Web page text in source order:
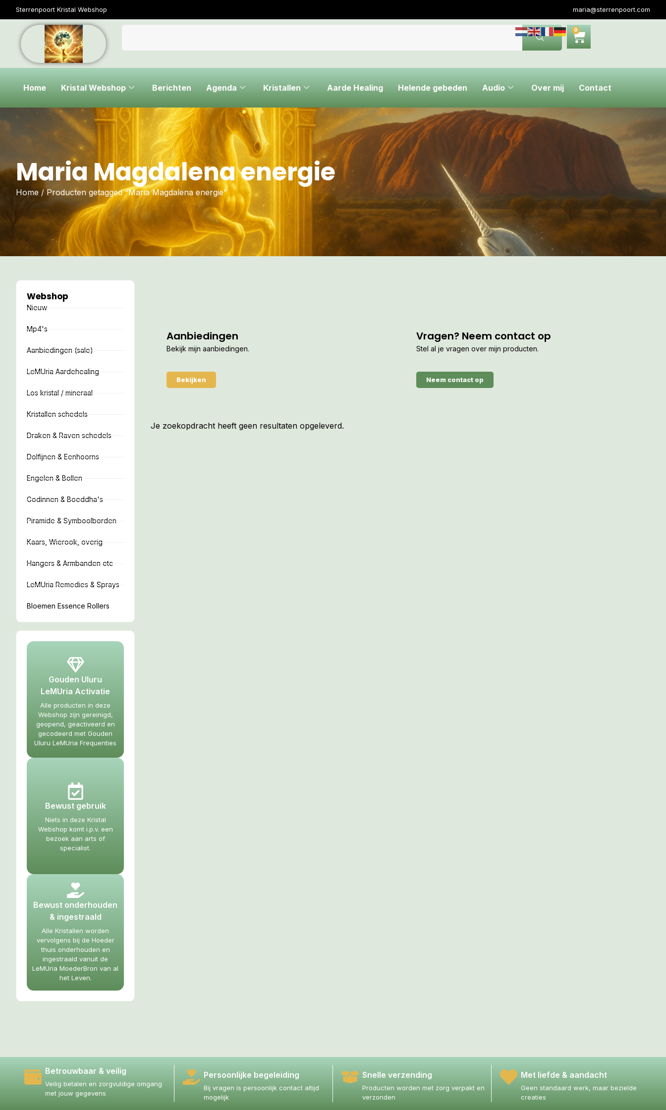
Sterrenpoort Kristal Webshop maria@sterrenpoort.com
0
Home Kristal Webshop Berichten Agenda Kristallen Aarde Healing Helende gebeden Audio Over mij Contact
Maria Magdalena energie
Home / Producten getagged “Maria Magdalena energie”
Webshop
Nieuw
Mp4's
Aanbiedingen (sale)
LeMUria Aardehealing
Los kristal / mineraal
Kristallen schedels
Draken & Raven schedels
Dolfijnen & Eenhoorns
Engelen & Bollen
Godinnen & Boeddha's
Piramide & Symboolborden
Kaars, Wierook, overig
Hangers & Armbanden etc
LeMUria Remedies & Sprays
Bloemen Essence Rollers
Gouden Uluru
LeMUria Activatie
Alle producten in deze
Webshop zijn gereinigd,
geopend, geactiveerd en
gecodeerd met Gouden
Uluru LeMUria Frequenties
Bewust gebruik
Niets in deze Kristal
Webshop komt i.p.v. een
bezoek aan arts of
specialist.
Bewust onderhouden
& ingestraald
Alle Kristallen worden
vervolgens bij de Hoeder
thuis onderhouden en
ingestraald vanuit de
LeMUria MoederBron van al
het Leven.
Aanbiedingen
Bekijk mijn aanbiedingen.
Bekijken
Vragen? Neem contact op
Stel al je vragen over mijn producten.
Neem contact op
Je zoekopdracht heeft geen resultaten opgeleverd.
Betrouwbaar & veilig
Veilig betalen en zorgvuldige omgang
met jouw gegevens
Persoonlijke begeleiding
Bij vragen is persoonlijk contact altijd
mogelijk
Snelle verzending
Producten worden met zorg verpakt en
verzonden
Met liefde & aandacht
Geen standaard werk, maar bezielde
creaties